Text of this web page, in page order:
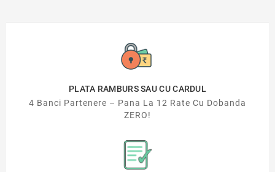
PLATA RAMBURS SAU CU CARDUL
4 Banci Partenere – Pana La 12 Rate Cu Dobanda
ZERO!